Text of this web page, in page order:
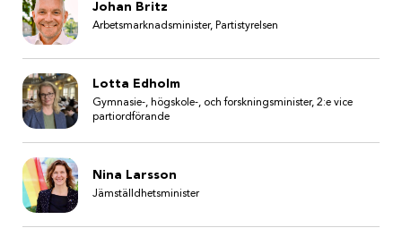
Johan Britz
Arbetsmarknadsminister, Partistyrelsen
Lotta Edholm
Gymnasie-, högskole-, och forskningsminister, 2:e vice
partiordförande
Nina Larsson
Jämställdhetsminister